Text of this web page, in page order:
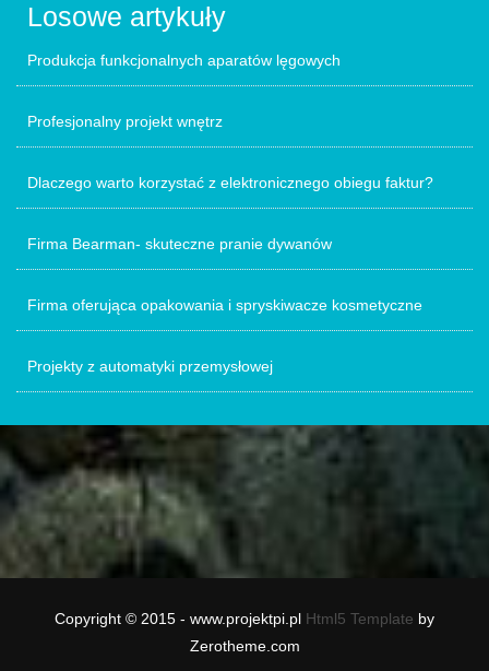
Losowe artykuły
Produkcja funkcjonalnych aparatów lęgowych
Profesjonalny projekt wnętrz
Dlaczego warto korzystać z elektronicznego obiegu faktur?
Firma Bearman- skuteczne pranie dywanów
Firma oferująca opakowania i spryskiwacze kosmetyczne
Projekty z automatyki przemysłowej
Copyright © 2015 - www.projektpi.pl Html5 Template by
Zerotheme.com